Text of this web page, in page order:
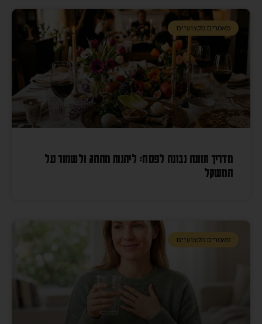
מאמרים מקצועיים
מדריך תזונה נבונה לפסח: ליהנות מהחג ולשמור על
המשקל
מאמרים מקצועיים